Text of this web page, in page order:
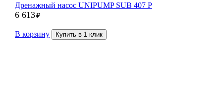
Дренажный насос UNIPUMP SUB 407 P
6 613₽
В корзину Купить в 1 клик